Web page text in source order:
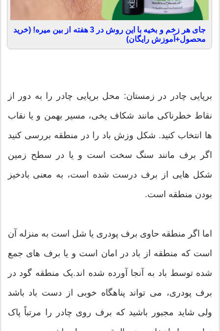
جای هر زخم و بخیه با این روش در 3 هفته از بین میره! (خرید
محصول+آموزش رایگان)
برپایی چادر در زمستان: محل برپایی چادر را به دور از
نقاط خطرناکی مانند شکاف یخی، مسیر بهمن و یا نقاب
ها انتخاب کنید. شکل وزش باد را در منطقه بررسی کنید
اگر برف مانند سنگ سخت است و یا در سطح زمین
شکل هایی از برف درست شده است، به معنی بادخیز
بودن منطقه است.
اما اگر منطقه حاوی برف پودری یا شل است به منزله آن
است که منطقه از باد در امان است و یا برف های جمع
شده توسط باد به آنجا آورده شده اند.یک منطقه گود در
برف پودری، می تواند پناهگاه خوبی از دست باد باشد
ولی شاید مجبور باشید که برف روی چادر را مرتباً پاک